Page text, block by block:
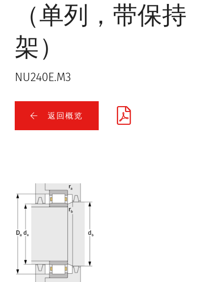
（单列，带保持
架）
NU240E.M3
返回概览